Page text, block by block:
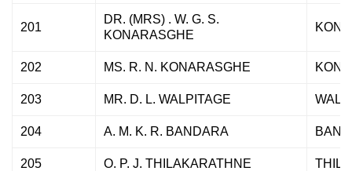
201
DR. (MRS) . W. G. S.
KONARASGHE
202 MS. R. N. KONARASGHE
203 MR. D. L. WALPITAGE
204 A. M. K. R. BANDARA
205 O. P. J. THILAKARATHNE